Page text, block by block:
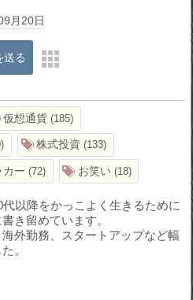
月20日
送る
仮想通貨 185
株式投資 133
カー 72 お笑い 18
以降をかっこよく生きるために
き留めています。
外勤務、スタートアップなど幅
。